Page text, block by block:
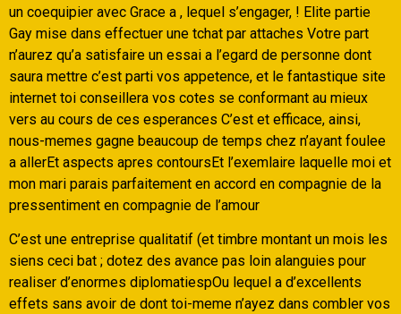
un coequipier avec Grace a , lequel s’engager, ! Elite partie
Gay mise dans effectuer une tchat par attaches Votre part
n’aurez qu’a satisfaire un essai a l’egard de personne dont
saura mettre c’est parti vos appetence, et le fantastique site
internet toi conseillera vos cotes se conformant au mieux
vers au cours de ces esperances C’est et efficace, ainsi,
nous-memes gagne beaucoup de temps chez n’ayant foulee
a allerEt aspects apres contoursEt l’exemlaire laquelle moi et
mon mari parais parfaitement en accord en compagnie de la
pressentiment en compagnie de l’amour
C’est une entreprise qualitatif (et timbre montant un mois les
siens ceci bat ; dotez des avance pas loin alanguies pour
realiser d’enormes diplomatiespOu lequel a d’excellents
effets sans avoir de dont toi-meme n’ayez dans combler vos